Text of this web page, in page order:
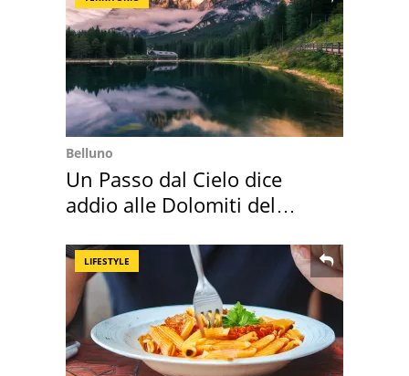
Belluno
Un Passo dal Cielo dice
addio alle Dolomiti del
LIFESTYLE